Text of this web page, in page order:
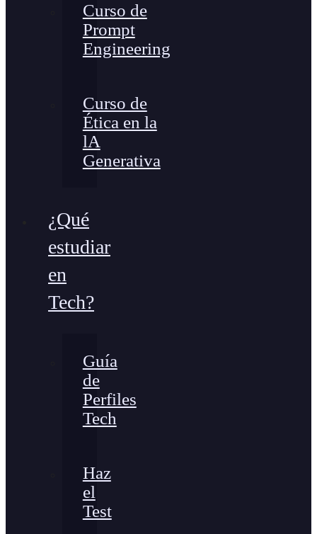
Curso de
Prompt
Engineering
Curso de
Ética en la
lA
Generativa
¿Qué
estudiar
en
Tech?
Guía
de
Perfiles
Tech
Haz
el
Test